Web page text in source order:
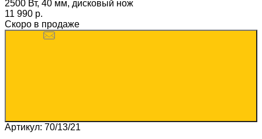
2500 Вт, 40 мм, дисковый нож
11 990 p.
Скоро в продаже
Артикул: 70/13/21